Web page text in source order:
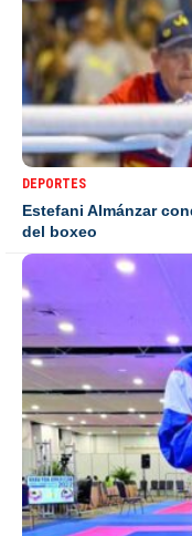
DEPORTES
Estefani Almánzar
del boxeo